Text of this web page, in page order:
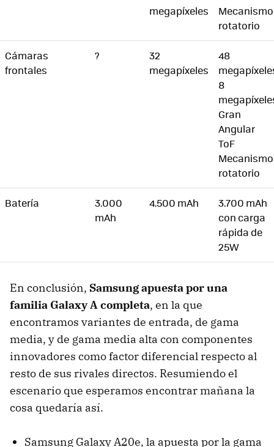
megapíxeles
Mecanismo
rotatorio
Cámaras
frontales
?
32
megapíxeles
48
8
Gran
Angular
ToF
Mecanismo
rotatorio
Batería
3.000
mAh
4.500 mAh
3.700 mAh
con carga
rápida de
25W
En conclusión, Samsung apuesta por una
familia Galaxy A completa, en la que
encontramos variantes de entrada, de gama
media, y de gama media alta con componentes
innovadores como factor diferencial respecto al
resto de sus rivales directos. Resumiendo el
escenario que esperamos encontrar mañana la
cosa quedaría así.
Samsung Galaxy A20e, la apuesta por la gama